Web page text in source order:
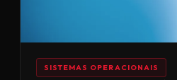
SISTEMAS OPERACIONAIS